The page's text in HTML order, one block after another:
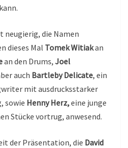
neugierig, die Namen
dieses Mal Tomek Witiakan
an den Drums, Joel
auch Bartleby Delicate, ein
mit ausdrucksstarker
sowie Henny Herz,eine junge
Stücke vortrug, anwesend.
der Präsentation, die David